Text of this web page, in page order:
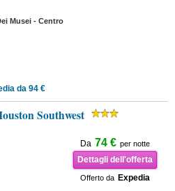
Musei - Centro
da 94 €
Southwest
Da 74 € per notte
Dettagli dell'offerta
Offerto da Expedia